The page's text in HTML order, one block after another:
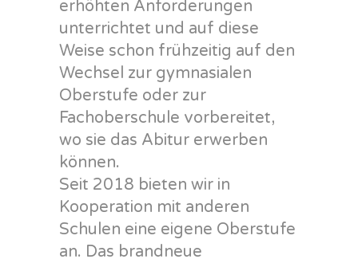
erhöhten Anforderungen
unterrichtet und auf diese
Weise schon frühzeitig auf den
Wechsel zur gymnasialen
Oberstufe oder zur
Fachoberschule vorbereitet,
wo sie das Abitur erwerben
können.
Seit 2018 bieten wir in
Kooperation mit anderen
Schulen eine eigene Oberstufe
an. Das brandneue